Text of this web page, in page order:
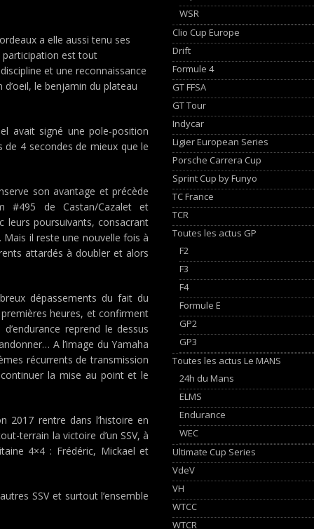
a elle aussi tenu ses
participation est tout
et une reconnaissance
le benjamin du plateau
avait signé une pole-position
de 4 secondes de mieux que le
son avantage et précède
#495 de Castan/Cazalet et
leurs poursuivants, consacrant
Mais il reste une nouvelle fois à
attardés à doubler et alors
dépassements du fait du
heures, et confirment
reprend le dessus
A l’image du Yamaha
récurrents de transmission
la mise au point et le
2017 rentre dans l’histoire en
terrain la victoire d’un SSV, à
4×4 : Frédéric, Mickael et
SSV et surtout l’ensemble
WSR
Clio Cup Europe
Drift
Formule 4
GT FFSA
GT Tour
Indycar
Ligier European Series
Porsche Carrera Cup
Sprint Cup by Funyo
TC France
TCR
Toutes les actus GP
F2
F3
F4
Formule E
GP2
GP3
Toutes les actus Le MANS
24h du Mans
ELMS
Endurance
WEC
Ultimate Cup Series
VdeV
VH
WTCC
WTCR